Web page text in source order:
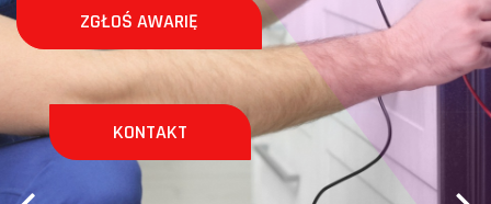
ZGŁOŚ AWARIĘ
KONTAKT